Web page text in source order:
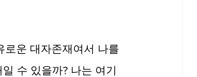
로운 대자존재여서 나를
수 있을까? 나는 여기